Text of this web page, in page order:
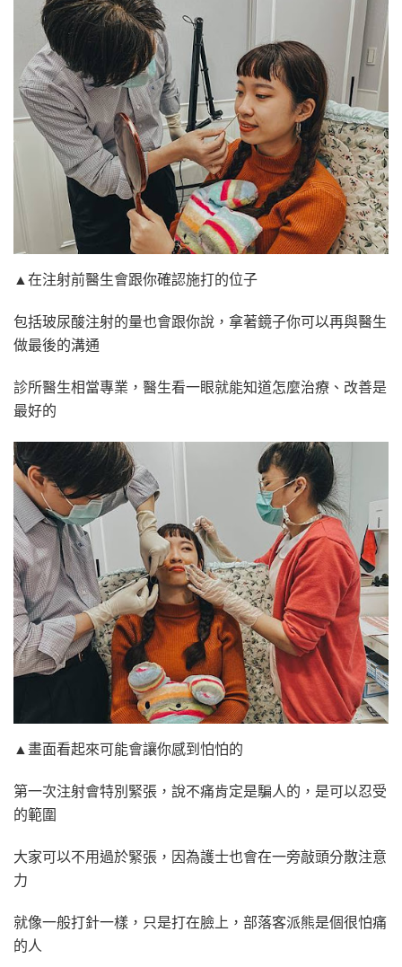
▲在注射前醫生會跟你確認施打的位子
包括玻尿酸注射的量也會跟你說，拿著鏡子你可以再與醫生
做最後的溝通
診所醫生相當專業，醫生看一眼就能知道怎麼治療、改善是
最好的
▲畫面看起來可能會讓你感到怕怕的
第一次注射會特別緊張，說不痛肯定是騙人的，是可以忍受
的範圍
大家可以不用過於緊張，因為護士也會在一旁敲頭分散注意
力
就像一般打針一樣，只是打在臉上，部落客派熊是個很怕痛
的人